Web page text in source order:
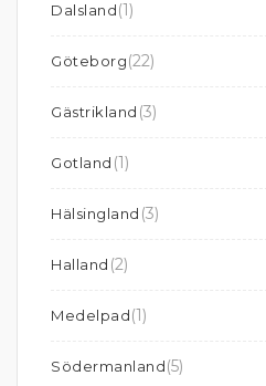
Dalsland(1)
Göteborg(22)
Gästrikland (3)
Gotland (1)
Hälsingland (3)
Halland (2)
Medelpad(1)
Södermanland(5)